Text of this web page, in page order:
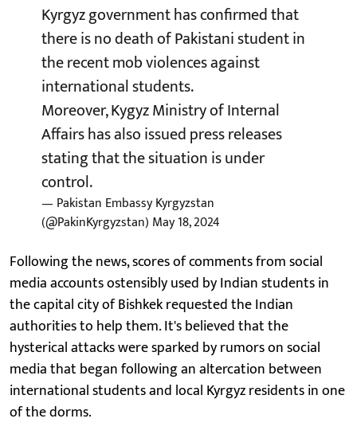
Kyrgyz government has confirmed that
there is no death of Pakistani student in
the recent mob violences against
international students.
Moreover, Kygyz Ministry of Internal
Affairs has also issued press releases
stating that the situation is under
control.
— Pakistan Embassy Kyrgyzstan
(@PakinKyrgyzstan) May 18, 2024
Following the news, scores of comments from social
media accounts ostensibly used by Indian students in
the capital city of Bishkek requested the Indian
authorities to help them. It's believed that the
hysterical attacks were sparked by rumors on social
media that began following an altercation between
international students and local Kyrgyz residents in one
of the dorms.